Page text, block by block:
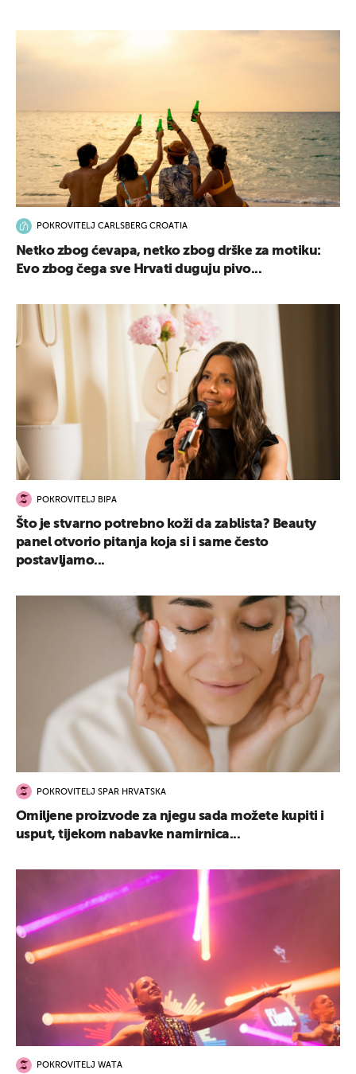
POKROVITELJ CARLSBERG CROATIA
Netko zbog ćevapa, netko zbog drške za motiku:
Evo zbog čega sve Hrvati duguju pivo...
POKROVITELJ BIPA
Što je stvarno potrebno koži da zablista? Beauty
panel otvorio pitanja koja si i same često
postavljamo...
POKROVITELJ SPAR HRVATSKA
Omiljene proizvode za njegu sada možete kupiti i
usput, tijekom nabavke namirnica...
POKROVITELJ WATA